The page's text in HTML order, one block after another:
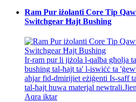
Ram Pur iżolanti Core Tip
Switchgear Ħajt Bushing
Ir-ram pur li jiżola l-qalba għolja
bushing tal-ħajt ta' l-iswiċċ ta
aħjar fid-dmirijiet eżiġenti Is-saff
tal-ħajt huwa materjal
Aqra iktar